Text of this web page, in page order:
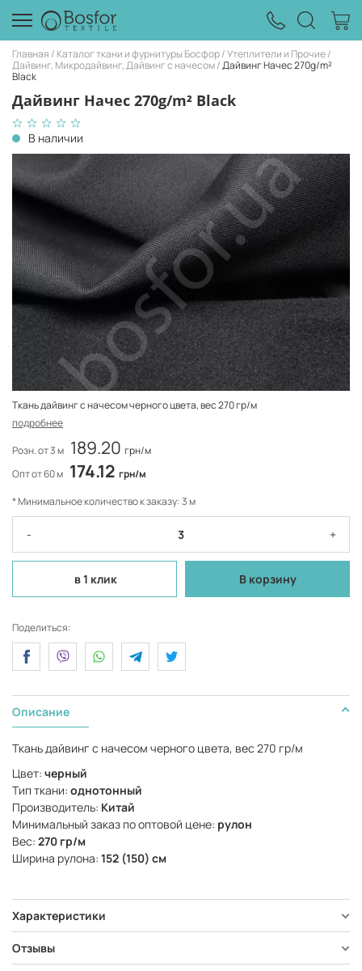
Главная Каталог ткани и фурнитуры Босфор Утеплители и Прочие
Дайвинг, Микродайвинг, Дайвинг с начесом Дайвинг Начес 270g/m²
Black
Дайвинг Начес 270g/m² Black
В наличии
Ткань дайвинг с начесом черного цвета, вес 270 гр/м
подробнее
Розн. от 3 м 189.20 грн/м
Опт от 60 м 174.12 грн/м
* Минимальное количество к заказу: 3 м
- +
в 1 клик В корзину
Поделиться:
Описание
Ткань дайвинг с начесом черного цвета, вес 270 гр/м
Цвет: черный
Тип ткани: однотонный
Производитель: Китай
Минимальный заказ по оптовой цене: рулон
Вес: 270 гр/м
Ширина рулона: 152 (150) см
Характеристики
Отзывы